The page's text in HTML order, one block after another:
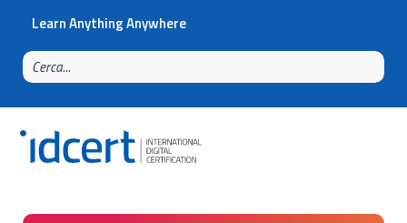
Learn Anything Anywhere